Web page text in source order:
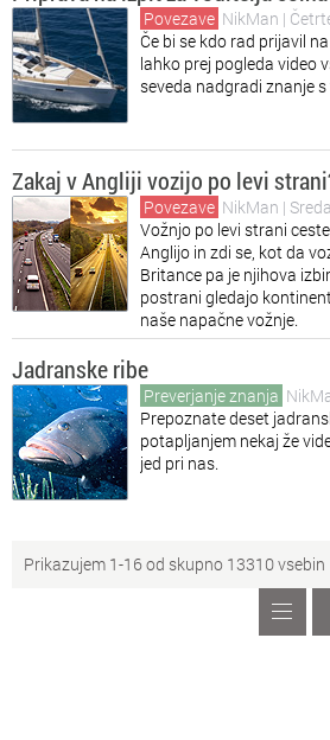
Povezave NikMan |
Če bi se kdo rad prijavil
lahko prej pogleda video
seveda nadgradi znanje
Zakaj v Angliji vozijo po levi
Povezave NikMan |
Vožnjo po levi strani
Anglijo in zdi se, kot da
Britance pa je njihova
postrani gledajo
naše napačne vožnje.
Jadranske ribe
Preverjanje znanja
Prepoznate deset
potapljanjem nekaj že
jed pri nas.
Prikazujem 1-16 od skupno 13310 vsebin